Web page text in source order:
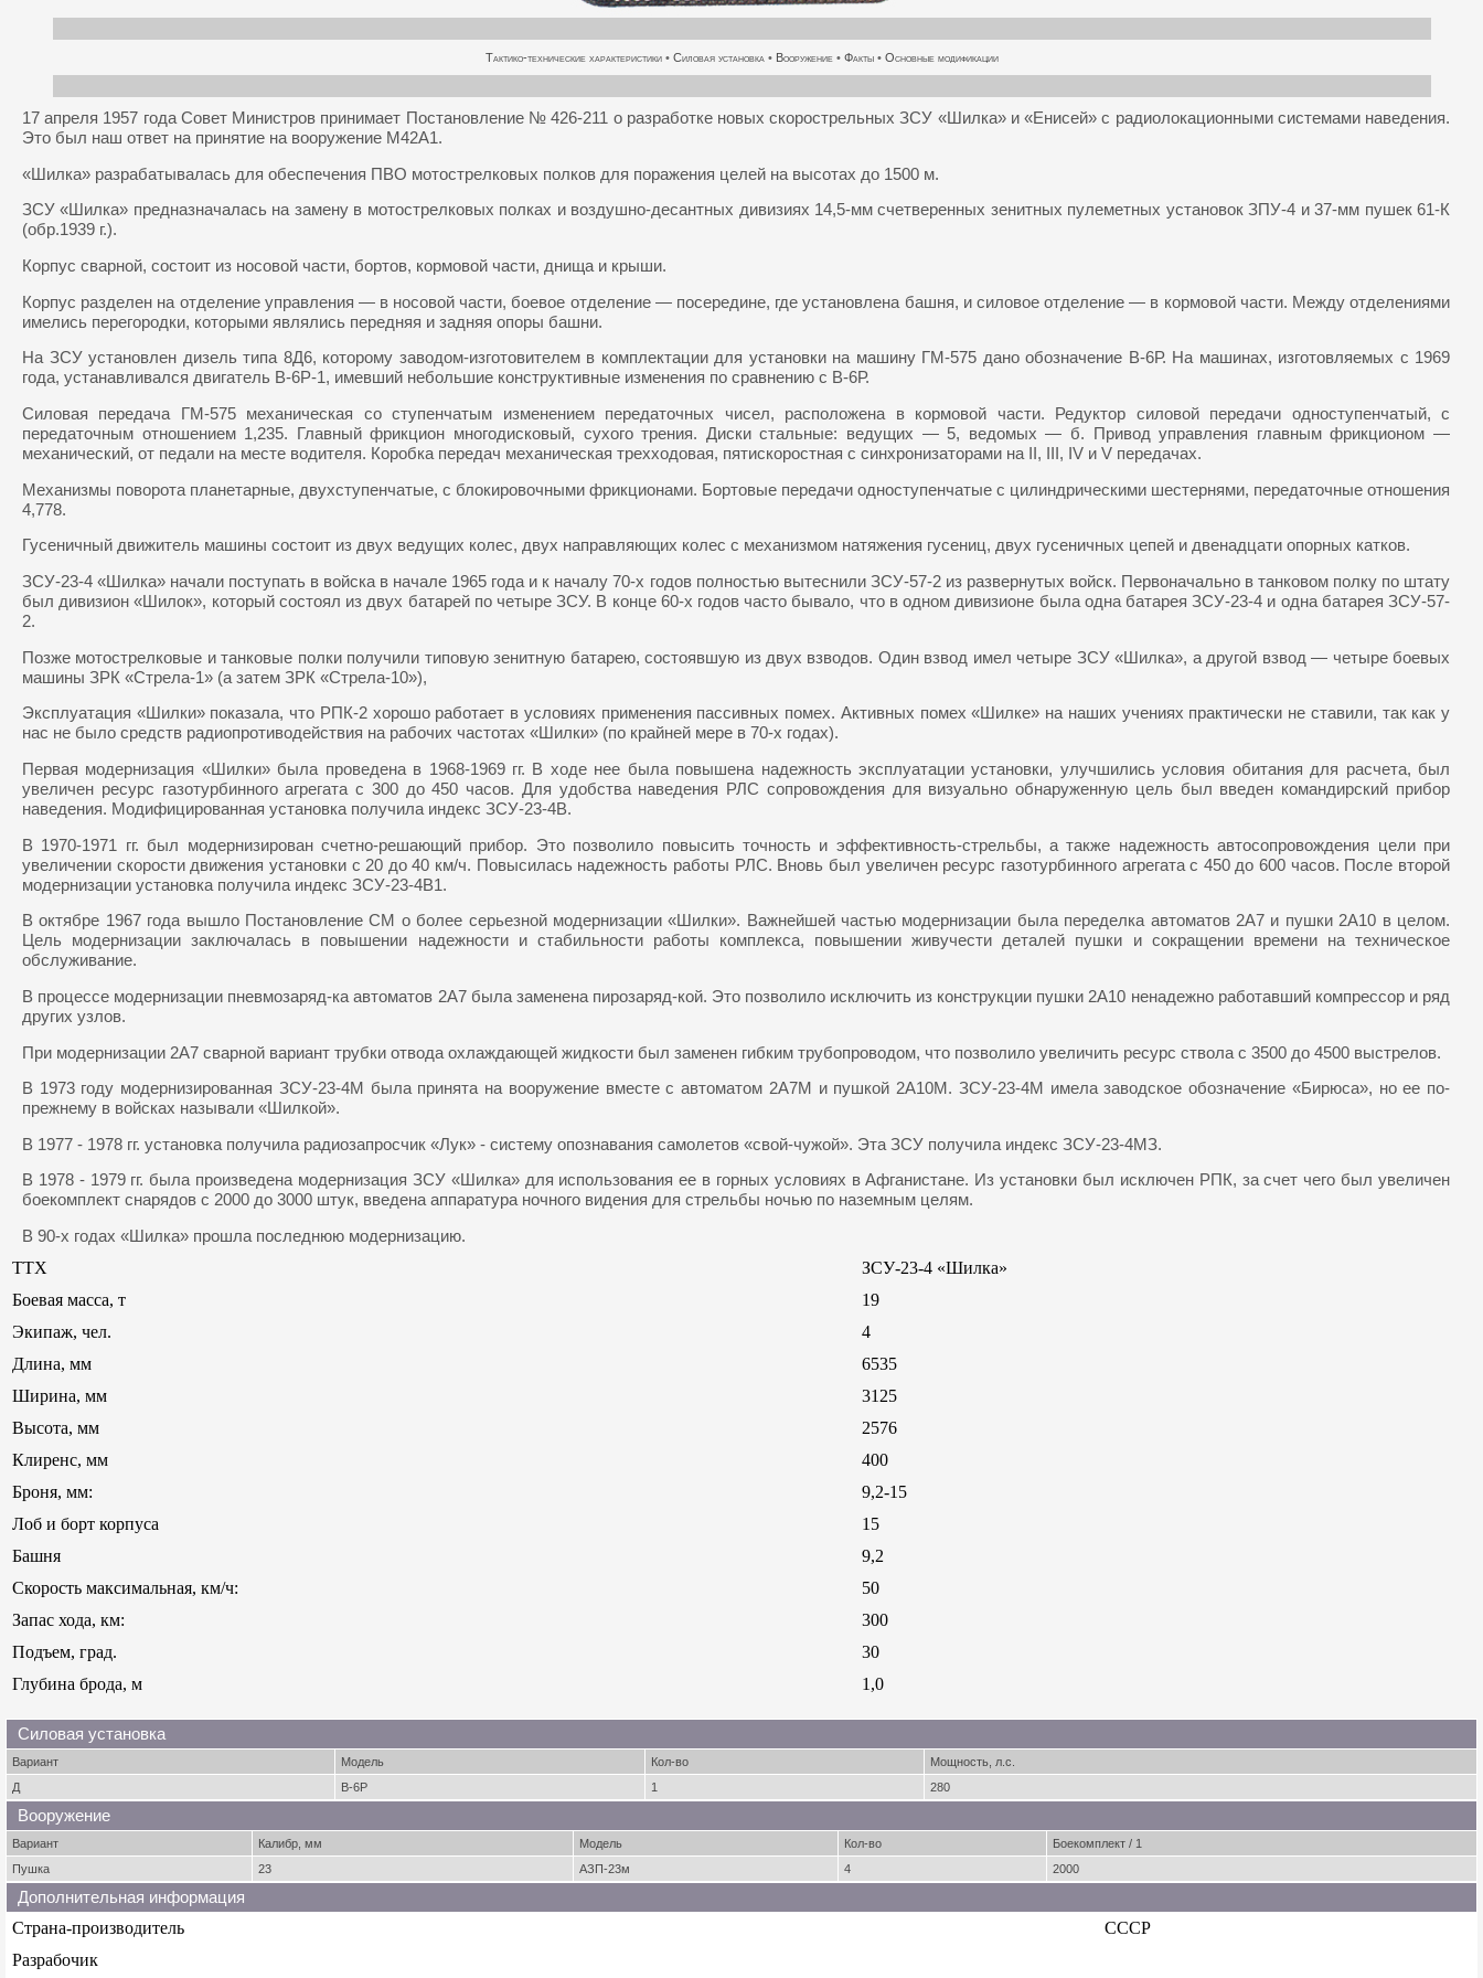
Тактико-технические характеристики• Силовая установка • Вооружение • Факты• Основные модификации
17 апреля 1957 года Совет Министров принимает Постановление № 426-211 о разработке новых скорострельных ЗСУ «Шилка» и «Енисей» с радиолокационными системами наведения.
Это был наш ответ на принятие на вооружение М42А1.
«Шилка» разрабатывалась для обеспечения ПВО мотострелковых полков для поражения целей на высотах до 1500 м.
ЗСУ «Шилка» предназначалась на замену в мотострелковых полках и воздушно-десантных дивизиях 14,5-мм счетверенных зенитных пулеметных установок ЗПУ-4 и 37-мм пушек 61-К
(обр.1939 г.).
Корпус сварной, состоит из носовой части, бортов, кормовой части, днища и крыши.
Корпус разделен на отделение управления — в носовой части, боевое отделение — посередине, где установлена башня, и силовое отделение — в кормовой части. Между отделениями
имелись перегородки, которыми являлись передняя и задняя опоры башни.
На ЗСУ установлен дизель типа 8Д6, которому заводом-изготовителем в комплектации для установки на машину ГМ-575 дано обозначение В-6Р. На машинах, изготовляемых с 1969
года, устанавливался двигатель В-6Р-1, имевший небольшие конструктивные изменения по сравнению с В-6Р.
Силовая передача ГМ-575 механическая со ступенчатым изменением передаточных чисел, расположена в кормовой части. Редуктор силовой передачи одноступенчатый, с
передаточным отношением 1,235. Главный фрикцион многодисковый, сухого трения. Диски стальные: ведущих — 5, ведомых — б. Привод управления главным фрикционом —
механический, от педали на месте водителя. Коробка передач механическая трехходовая, пятискоростная с синхронизаторами на II, III, IV и V передачах.
Механизмы поворота планетарные, двухступенчатые, с блокировочными фрикционами. Бортовые передачи одноступенчатые с цилиндрическими шестернями, передаточные отношения
4,778.
Гусеничный движитель машины состоит из двух ведущих колес, двух направляющих колес с механизмом натяжения гусениц, двух гусеничных цепей и двенадцати опорных катков.
ЗСУ-23-4 «Шилка» начали поступать в войска в начале 1965 года и к началу 70-х годов полностью вытеснили ЗСУ-57-2 из развернутых войск. Первоначально в танковом полку по штату
был дивизион «Шилок», который состоял из двух батарей по четыре ЗСУ. В конце 60-х годов часто бывало, что в одном дивизионе была одна батарея ЗСУ-23-4 и одна батарея ЗСУ-57-
2.
Позже мотострелковые и танковые полки получили типовую зенитную батарею, состоявшую из двух взводов. Один взвод имел четыре ЗСУ «Шилка», а другой взвод — четыре боевых
машины ЗРК «Стрела-1» (а затем ЗРК «Стрела-10»),
Эксплуатация «Шилки» показала, что РПК-2 хорошо работает в условиях применения пассивных помех. Активных помех «Шилке» на наших учениях практически не ставили, так как у
нас не было средств радиопротиводействия на рабочих частотах «Шилки» (по крайней мере в 70-х годах).
Первая модернизация «Шилки» была проведена в 1968-1969 гг. В ходе нее была повышена надежность эксплуатации установки, улучшились условия обитания для расчета, был
увеличен ресурс газотурбинного агрегата с 300 до 450 часов. Для удобства наведения РЛС сопровождения для визуально обнаруженную цель был введен командирский прибор
наведения. Модифицированная установка получила индекс ЗСУ-23-4В.
В 1970-1971 гг. был модернизирован счетно-решающий прибор. Это позволило повысить точность и эффективность-стрельбы, а также надежность автосопровождения цели при
увеличении скорости движения установки с 20 до 40 км/ч. Повысилась надежность работы РЛС. Вновь был увеличен ресурс газотурбинного агрегата с 450 до 600 часов. После второй
модернизации установка получила индекс ЗСУ-23-4В1.
В октябре 1967 года вышло Постановление СМ о более серьезной модернизации «Шилки». Важнейшей частью модернизации была переделка автоматов 2А7 и пушки 2А10 в целом.
Цель модернизации заключалась в повышении надежности и стабильности работы комплекса, повышении живучести деталей пушки и сокращении времени на техническое
обслуживание.
В процессе модернизации пневмозаряд-ка автоматов 2А7 была заменена пирозаряд-кой. Это позволило исключить из конструкции пушки 2А10 ненадежно работавший компрессор и ряд
других узлов.
При модернизации 2А7 сварной вариант трубки отвода охлаждающей жидкости был заменен гибким трубопроводом, что позволило увеличить ресурс ствола с 3500 до 4500 выстрелов.
В 1973 году модернизированная ЗСУ-23-4М была принята на вооружение вместе с автоматом 2А7М и пушкой 2А10М. ЗСУ-23-4М имела заводское обозначение «Бирюса», но ее по-
прежнему в войсках называли «Шилкой».
В 1977 - 1978 гг. установка получила радиозапросчик «Лук» - систему опознавания самолетов «свой-чужой». Эта ЗСУ получила индекс ЗСУ-23-4МЗ.
В 1978 - 1979 гг. была произведена модернизация ЗСУ «Шилка» для использования ее в горных условиях в Афганистане. Из установки был исключен РПК, за счет чего был увеличен
боекомплект снарядов с 2000 до 3000 штук, введена аппаратура ночного видения для стрельбы ночью по наземным целям.
В 90-х годах «Шилка» прошла последнюю модернизацию.
ТТХ
ЗСУ-23-4 «Шилка»
Боевая масса, т
19
Экипаж, чел.
4
Длина, мм
6535
Ширина, мм
3125
Высота, мм
2576
Клиренс, мм
400
Броня, мм:
9,2-15
Лоб и борт корпуса
15
Башня
9,2
Скорость максимальная, км/ч:
50
Запас хода, км:
300
Подъем, град.
30
Глубина брода, м
1,0
Силовая установка
Вариант Модель Кол-во
Мощность, л.с.
Д
В-6Р 1 280
Вооружение
Вариант Калибр, мм Модель Кол-во
Боекомплект / 1
Пушка
23 АЗП-23м 4 2000
Дополнительная информация
Страна-производитель
СССР
Разрабочик